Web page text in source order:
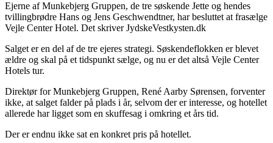
Ejerne af Munkebjerg Gruppen, de tre søskende Jette og hendes
tvillingbrødre Hans og Jens Geschwendtner, har besluttet at frasælge
Vejle Center Hotel. Det skriver JydskeVestkysten.dk
Salget er en del af de tre ejeres strategi. Søskendeflokken er blevet
ældre og skal på et tidspunkt sælge, og nu er det altså Vejle Center
Hotels tur.
Direktør for Munkebjerg Gruppen, René Aarby Sørensen, forventer
ikke, at salget falder på plads i år, selvom der er interesse, og hotellet
allerede har ligget som en skuffesag i omkring et års tid.
Der er endnu ikke sat en konkret pris på hotellet.